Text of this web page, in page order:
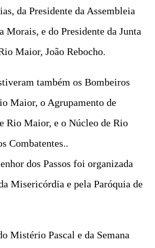
da Presidente da Assembleia
Morais, e do Presidente da Junta
Maior, João Rebocho.
também os Bombeiros
Maior, o Agrupamento de
Rio Maior, e o Núcleo de Rio
Combatentes..
dos Passos foi organizada
Misericórdia e pela Paróquia de
Mistério Pascal e da Semana